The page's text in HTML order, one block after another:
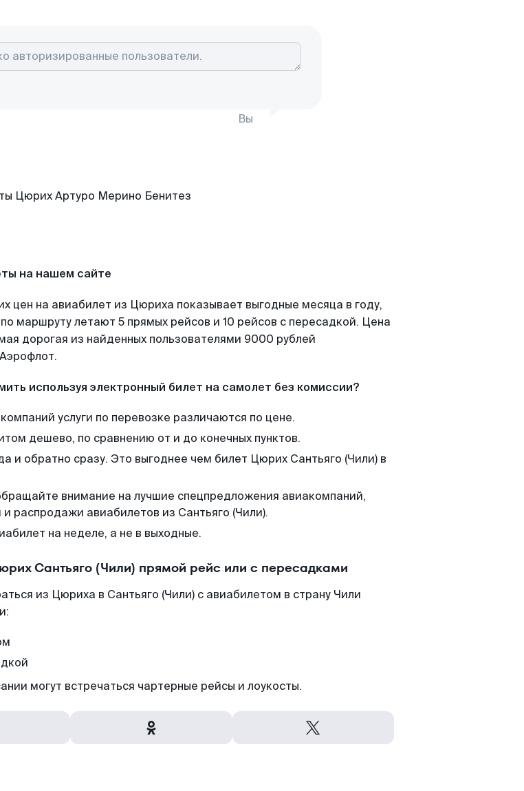
Вы
на нашем сайте
цен на авиабилет из Цюриха показывает выгодные месяца в году,
маршруту летают 5 прямых рейсов и 10 рейсов с пересадкой. Цена
дорогая из найденных пользователями 9000 рублей
используя электронный билет на самолет без комиссии?
услуги по перевозке различаются по цене.
дешево, по сравнению от и до конечных пунктов.
и обратно сразу. Это выгоднее чем билет Цюрих Сантьяго (Чили) в
внимание на лучшие спецпредложения авиакомпаний,
и распродажи авиабилетов из Сантьяго (Чили).
на неделе, а не в выходные.
Сантьяго (Чили) прямой рейс или с пересадками
из Цюриха в Сантьяго (Чили) с авиабилетом в страну Чили
могут встречаться чартерные рейсы и лоукосты.